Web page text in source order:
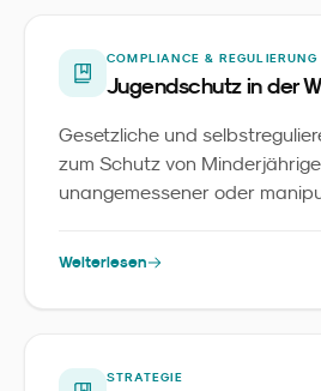
COMPLIANCE & REGULIERUNG
Jugendschutz in der
Gesetzliche und
zum Schutz von
unangemessener oder
Weiterlesen
STRATEGIE